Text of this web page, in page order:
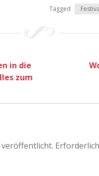
Tagged
in die
zum
veröffentlicht.